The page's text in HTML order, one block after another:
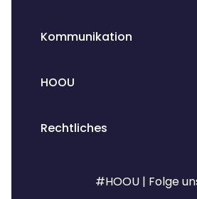
Kommunikation
HOOU
Rechtliches
#HOOU | Folge